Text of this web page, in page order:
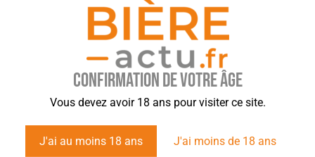
Confirmation de votre âge
Vous devez avoir 18 ans pour visiter ce site.
J'ai au moins 18 ans J'ai moins de 18 ans
L'ACTU EN BREF
Saint-Omer : un engin prend feu à la brasserie, le conducteur hospitalisé
8 août 2026